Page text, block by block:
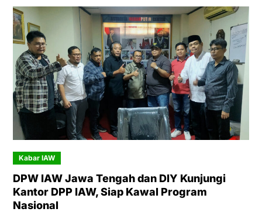
Kabar IAW
DPW IAW Jawa Tengah dan DIY Kunjungi
Kantor DPP IAW, Siap Kawal Program
Nasional